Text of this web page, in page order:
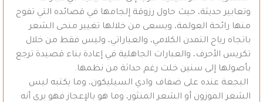
وتعابير حديثة، حيث حاول رزوقة إلجامها في قصائده التي تفوح
منها رائحة العولمة، ويسعى من خلالها تغيير منحى الشعر
باتجاه رياح التمدن الكلامي، والعباراتي، وليس فقط من خلال
تكريس الأحرف، والعبارات الجاهلية في إعادة بناء قصيدة ترجع
بأصولها إلى سنين خلت رغم حداثة من نظمها.
البجعة عنده على ضفاف وادي السيليكون، وما يكتبه ليس
الشعر الموزون أو الشعر المنثور، وما هو بالإعجاز فهو يرى أنه